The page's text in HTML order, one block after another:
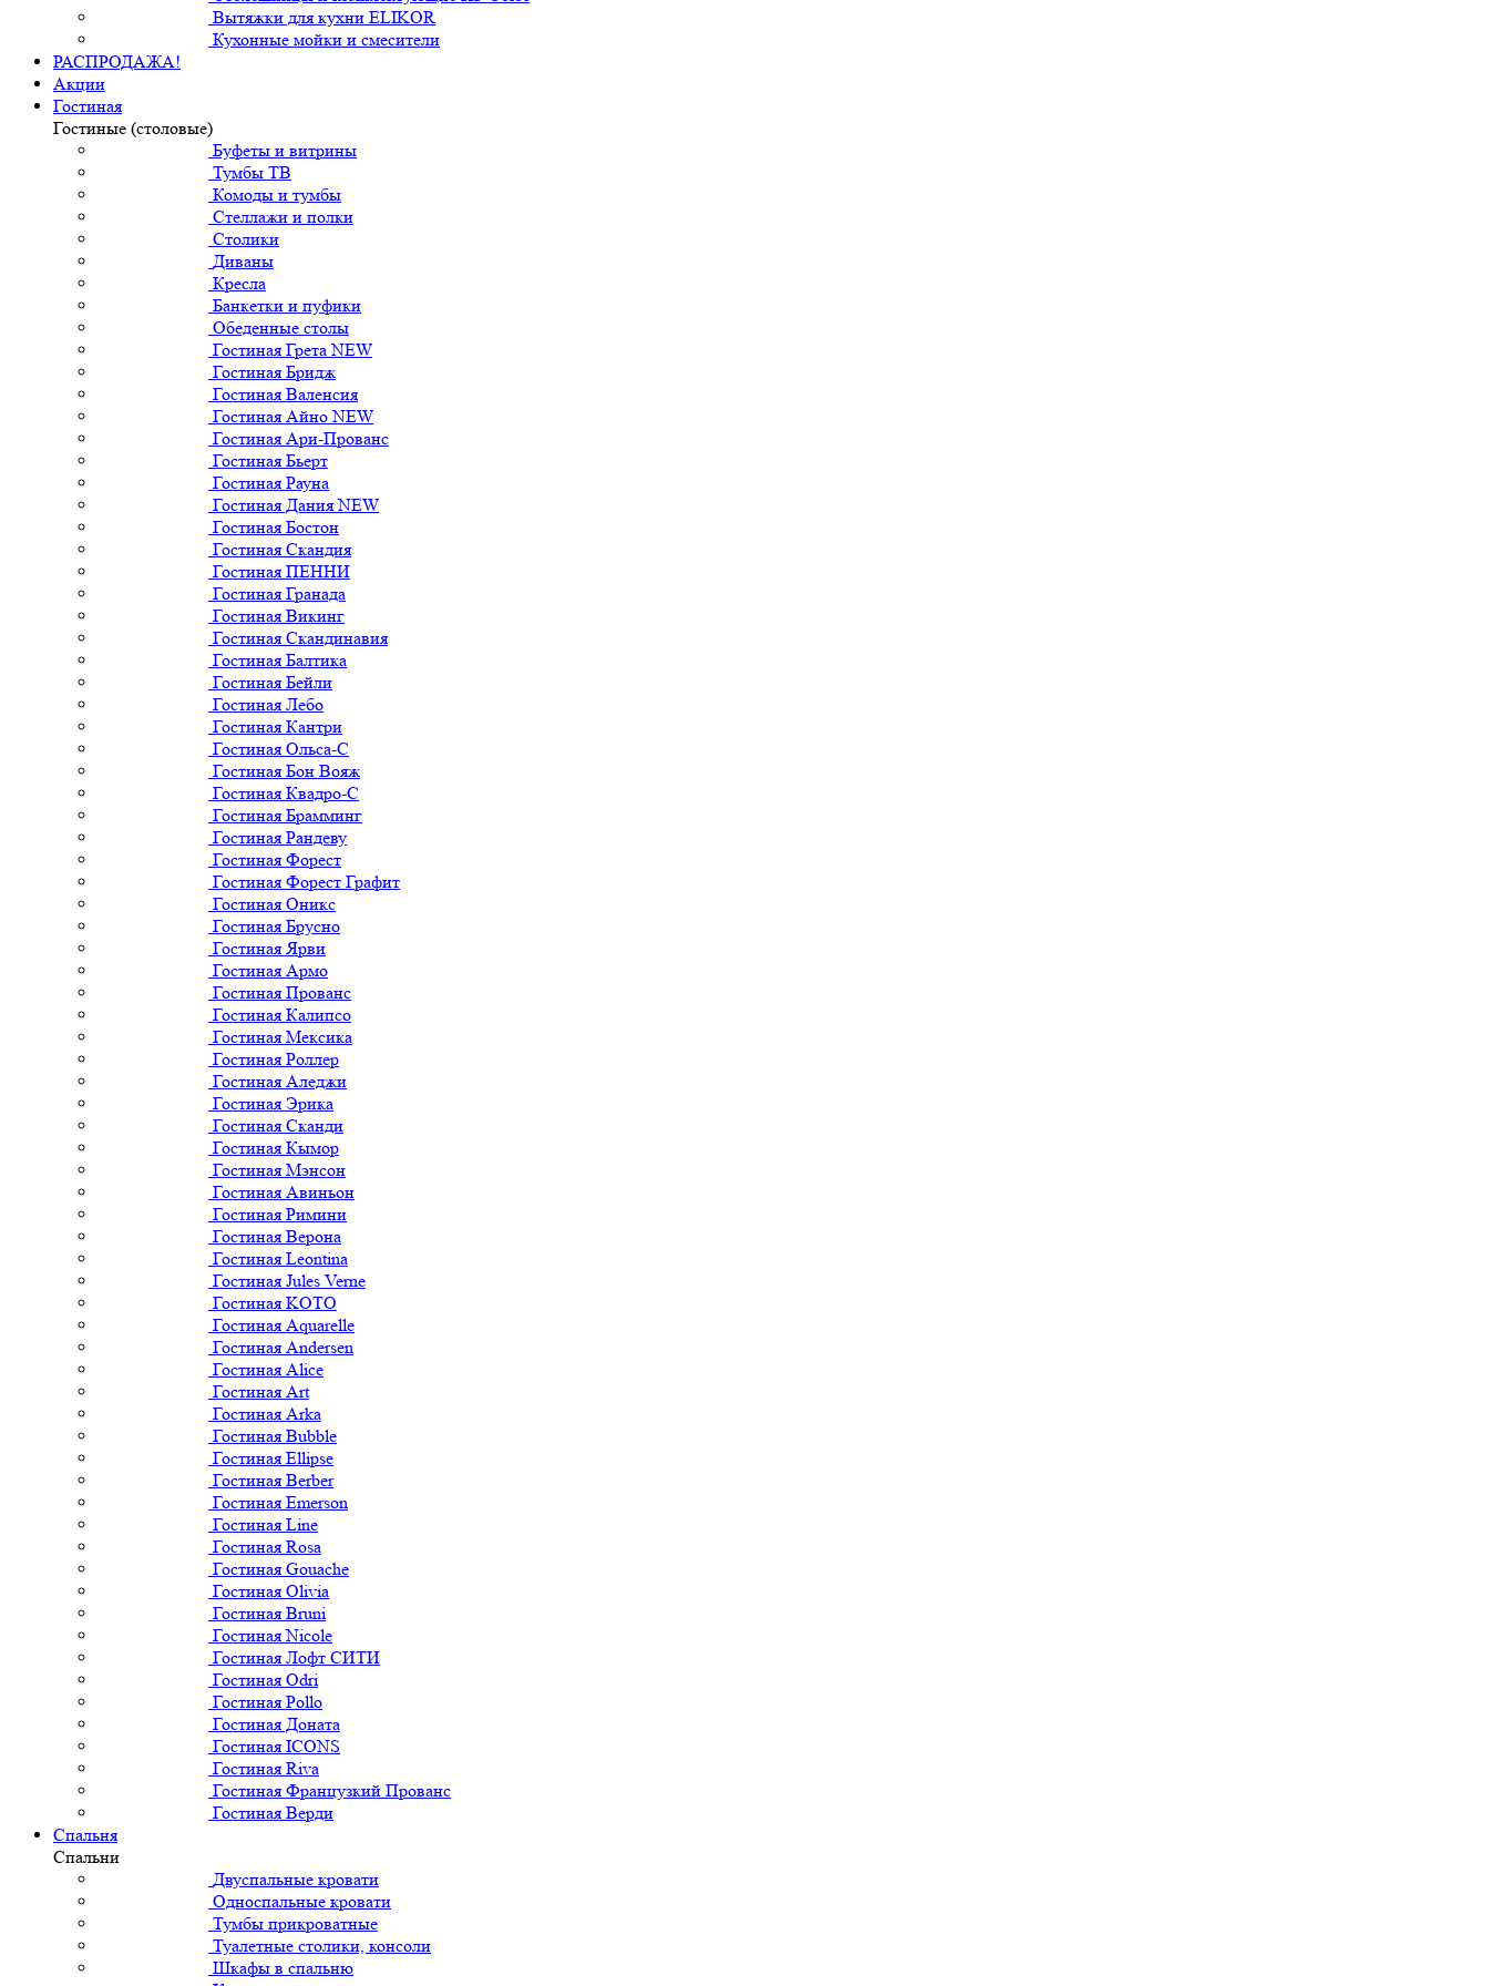
Вытяжки для кухни ELIKOR
Кухонные мойки и смесители
РАСПРОДАЖА!
Акции
Гостиная
Гостиные (столовые)
Буфеты и витрины
Тумбы ТВ
Комоды и тумбы
Стеллажи и полки
Столики
Диваны
Кресла
Банкетки и пуфики
Обеденные столы
Гостиная Грета NEW
Гостиная Бридж
Гостиная Валенсия
Гостиная Айно NEW
Гостиная Ари-Прованс
Гостиная Бьерт
Гостиная Рауна
Гостиная Дания NEW
Гостиная Бостон
Гостиная Скандия
Гостиная ПЕННИ
Гостиная Гранада
Гостиная Викинг
Гостиная Скандинавия
Гостиная Балтика
Гостиная Бейли
Гостиная Лебо
Гостиная Кантри
Гостиная Ольса-С
Гостиная Бон Вояж
Гостиная Квадро-С
Гостиная Брамминг
Гостиная Рандеву
Гостиная Форест
Гостиная Форест Графит
Гостиная Оникс
Гостиная Брусно
Гостиная Ярви
Гостиная Армо
Гостиная Прованс
Гостиная Калипсо
Гостиная Мексика
Гостиная Роллер
Гостиная Аледжи
Гостиная Эрика
Гостиная Сканди
Гостиная Кымор
Гостиная Мэнсон
Гостиная Авиньон
Гостиная Римини
Гостиная Верона
Гостиная Leontina
Гостиная Jules Verne
Гостиная KOTO
Гостиная Aquarelle
Гостиная Andersen
Гостиная Alice
Гостиная Art
Гостиная Arka
Гостиная Bubble
Гостиная Ellipse
Гостиная Berber
Гостиная Emerson
Гостиная Line
Гостиная Rosa
Гостиная Gouache
Гостиная Olivia
Гостиная Bruni
Гостиная Nicole
Гостиная Лофт СИТИ
Гостиная Odri
Гостиная Pollo
Гостиная Доната
Гостиная ICONS
Гостиная Riva
Гостиная Французкий Прованс
Гостиная Верди
Спальня
Спальни
Двуспальные кровати
Односпальные кровати
Тумбы прикроватные
Туалетные столики, консоли
Шкафы в спальню